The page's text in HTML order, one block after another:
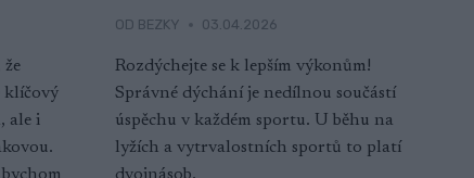
že
klíčový
ale i
OD BEZKY 03.04.2026
Rozdýchejte se k lepším výkonům!
Správné dýchání je nedílnou součástí
úspěchu v každém sportu. U běhu na
lyžích a vytrvalostních sportů to platí
dvojnásob.